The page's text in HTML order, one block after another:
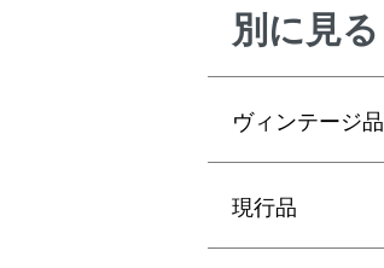
別に見る
ヴィンテージ品
現行品